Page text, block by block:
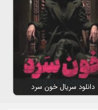
دانلود سریال خون سرد